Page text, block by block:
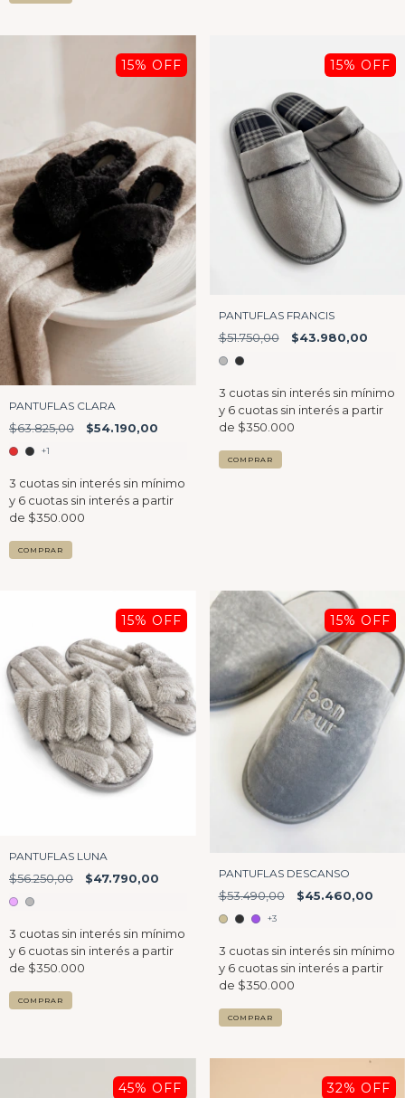
15% OFF
PANTUFLAS CLARA
$63.825,00 $54.190,00
+1
COMPRAR
15% OFF
PANTUFLAS FRANCIS
$51.750,00 $43.980,00
COMPRAR
15% OFF
PANTUFLAS LUNA
$56.250,00 $47.790,00
COMPRAR
15% OFF
PANTUFLAS DESCANSO
$53.490,00 $45.460,00
+3
COMPRAR
45% OFF 32% OFF